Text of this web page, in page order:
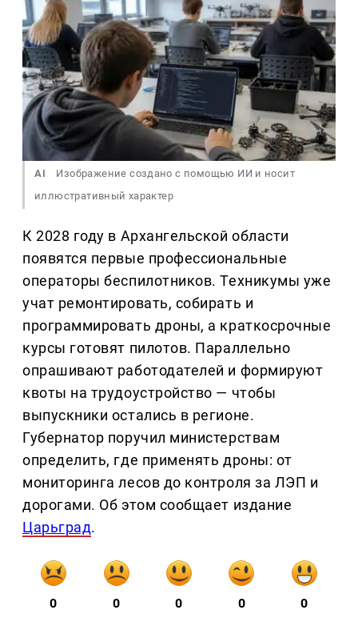
AI
Изображение создано с помощью ИИ и носит
иллюстративный характер
К 2028 году в Архангельской области
появятся первые профессиональные
операторы беспилотников. Техникумы уже
учат ремонтировать, собирать и
программировать дроны, а краткосрочные
курсы готовят пилотов. Параллельно
опрашивают работодателей и формируют
квоты на трудоустройство — чтобы
выпускники остались в регионе.
Губернатор поручил министерствам
определить, где применять дроны: от
мониторинга лесов до контроля за ЛЭП и
дорогами. Об этом сообщает издание
Царьград.
0 0 0 0 0